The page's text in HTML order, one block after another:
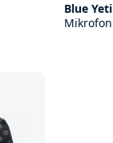
Blue Yeti
Mikrofon